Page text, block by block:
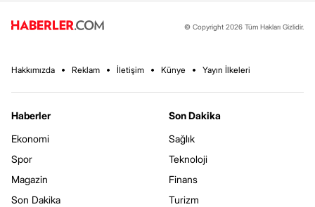
© Copyright 2026 Tüm Hakları Gizlidir.
Hakkımızda Reklam İletişim Künye Yayın İlkeleri
Haberler
Ekonomi
Spor
Magazin
Son Dakika
Son Dakika
Sağlık
Teknoloji
Finans
Turizm